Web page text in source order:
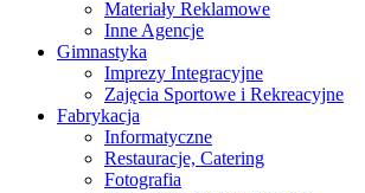
Materiały Reklamowe
Inne Agencje
Gimnastyka
Imprezy Integracyjne
Zajęcia Sportowe i Rekreacyjne
Fabrykacja
Informatyczne
Restauracje, Catering
Fotografia